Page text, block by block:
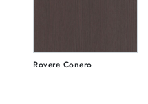
Rovere Conero